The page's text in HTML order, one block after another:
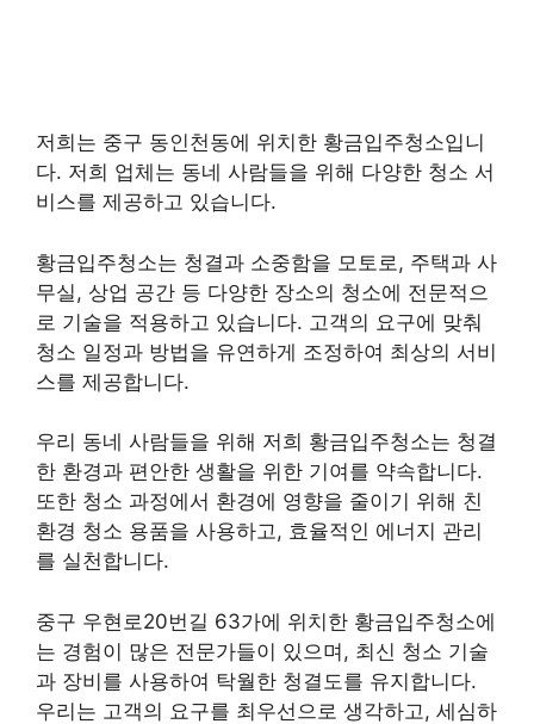
저희는 중구 동인천동에 위치한 황금입주청소입니
다. 저희 업체는 동네 사람들을 위해 다양한 청소 서
비스를 제공하고 있습니다.
황금입주청소는 청결과 소중함을 모토로, 주택과 사
무실, 상업 공간 등 다양한 장소의 청소에 전문적으
로 기술을 적용하고 있습니다. 고객의 요구에 맞춰
청소 일정과 방법을 유연하게 조정하여 최상의 서비
스를 제공합니다.
우리 동네 사람들을 위해 저희 황금입주청소는 청결
한 환경과 편안한 생활을 위한 기여를 약속합니다.
또한 청소 과정에서 환경에 영향을 줄이기 위해 친
환경 청소 용품을 사용하고, 효율적인 에너지 관리
를 실천합니다.
중구 우현로20번길 63가에 위치한 황금입주청소에
는 경험이 많은 전문가들이 있으며, 최신 청소 기술
과 장비를 사용하여 탁월한 청결도를 유지합니다.
우리는 고객의 요구를 최우선으로 생각하고, 세심하